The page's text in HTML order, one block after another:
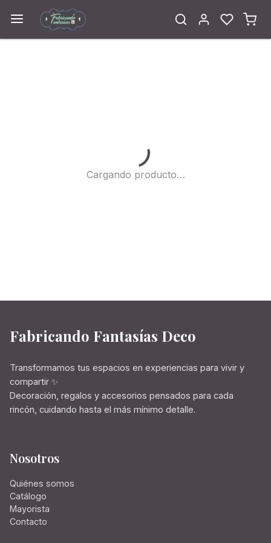
Cargando...
Cargando producto…
Fabricando Fantasías Deco
Transformamos tus espacios en experiencias para vivir y
compartir ✨
Decoración, regalos y accesorios pensados para cada
rincón, cuidando hasta el más mínimo detalle.
Nosotros
Quiénes somos
Catálogo
Mayorista
Contacto